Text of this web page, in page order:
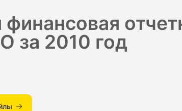
финансовая
за 2010 год